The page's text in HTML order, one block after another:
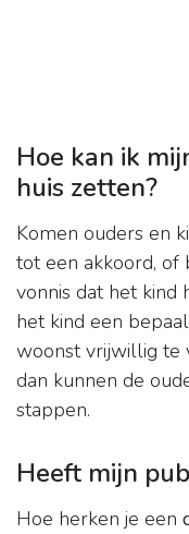
Hoe kan ik
huis zetten?
Komen ouders en
tot een akkoord, of
vonnis dat het kind
het kind een
woonst vrijwillig te
dan kunnen de
stappen.
Heeft mijn
Hoe herken je een